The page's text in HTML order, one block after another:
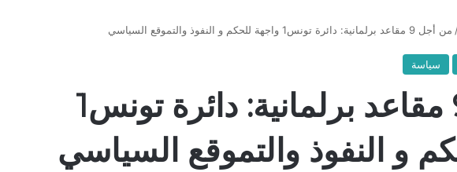
من أجل 9 مقاعد برلمانية: دائرة تونس1 واجهة للحكم و النفوذ والتموقع السياسي
سياسة
من أجل 9 مقاعد برلمانية: دائرة تونس1
و النفوذ والتموقع السياسي